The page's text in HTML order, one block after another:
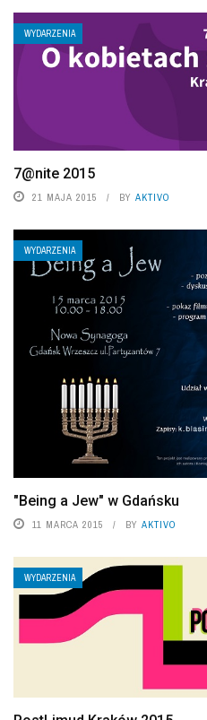
WYDARZENIA
7@nite 2015
21 MAJA 2015 BY AKTIVO
WYDARZENIA
"Being a Jew" w Gdańsku
11 MARCA 2015 BY AKTIVO
WYDARZENIA